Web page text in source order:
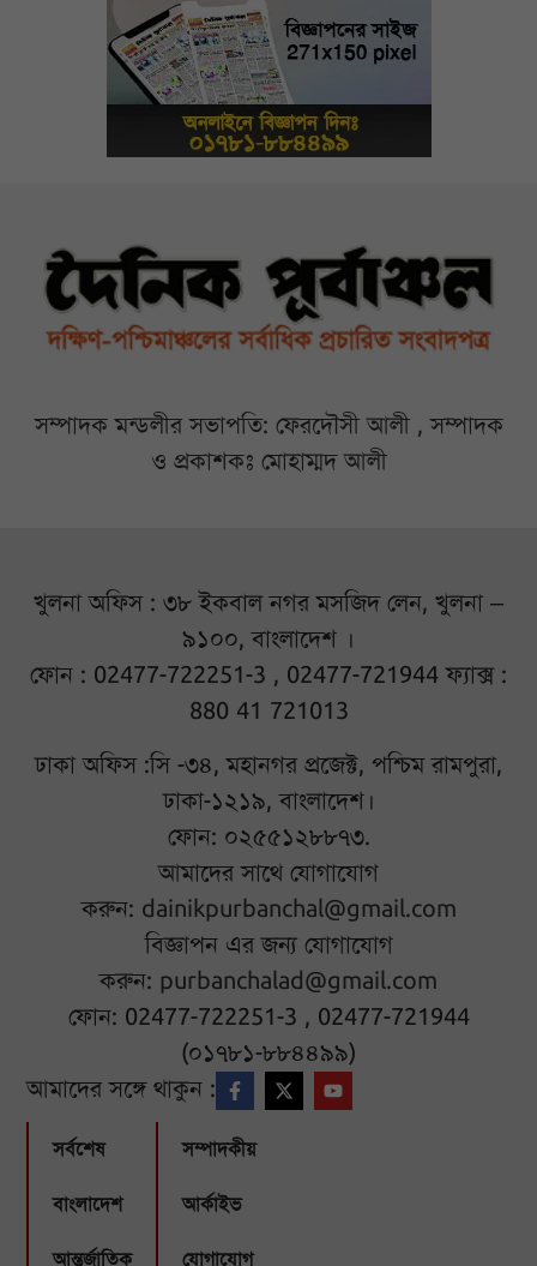
সম্পাদক মন্ডলীর সভাপতি: ফেরদৌসী আলী , সম্পাদক
ও প্রকাশকঃ মোহাম্মদ আলী
খুলনা অফিস : ৩৮ ইকবাল নগর মসজিদ লেন, খুলনা –
৯১০০, বাংলাদেশ ।
ফোন : 02477-722251-3 , 02477-721944 ফ্যাক্স :
880 41 721013
ঢাকা অফিস :সি -৩৪, মহানগর প্রজেক্ট, পশ্চিম রামপুরা,
ঢাকা-১২১৯, বাংলাদেশ।
ফোন: ০২৫৫১২৮৮৭৩.
আমাদের সাথে যোগাযোগ
করুন: dainikpurbanchal@gmail.com
বিজ্ঞাপন এর জন্য যোগাযোগ
করুন: purbanchalad@gmail.com
ফোন: 02477-722251-3 , 02477-721944
(০১৭৮১-৮৮৪৪৯৯)
আমাদের সঙ্গে থাকুন :
সর্বশেষ
বাংলাদেশ
আন্তর্জাতিক
সম্পাদকীয়
আর্কাইভ
যোগাযোগ